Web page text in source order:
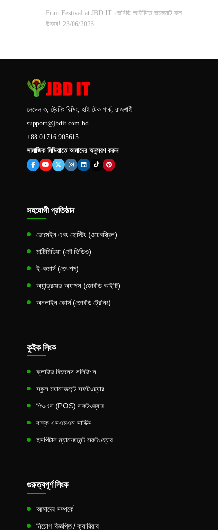
Fruit Festival at JBD IT: জেবিডি আইটিতে জমজমাট ফল
উৎসব! 23/06/2026
লেভেল ৩, ট্রেনিং বিল্ডিং, হাই-টেক পার্ক, রাজশাহী
support@jbdit.com.bd
+88 01716 905615
সামাজিক মিডিয়াতে আমাদের অনুসরণ করুন
সহযোগী প্রতিষ্ঠান
ডোমেইন এবং হোস্টিং (ওয়েবস্ক্রিল)
মাল্টিমিডিয়া (মৌ ভিডিও)
ই-কমার্স (জে-শপ)
অ্যান্ড্রয়েড অ্যাপস (জেবিডি আইটি)
অনলাইন কোর্স (জেবিডি ট্রেনিং)
কুইক লিংক
ক্লাউড বিজনেস সলিউশন
স্কুল ম্যানেজমেন্ট সফটওয়্যার
পিওএস (POS) সফটওয়্যার
বাল্ক এসএমএস সার্ভিস
হসপিটাল ম্যানেজমেন্ট সফটওয়্যার
গুরুত্বপূর্ণ লিংক
আমাদের সম্পর্কে
নিয়োগ বিজ্ঞপ্তি / ক্যারিয়ার